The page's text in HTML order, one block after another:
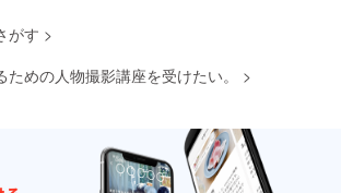
がす >
めの人物撮影講座を受けたい。
>